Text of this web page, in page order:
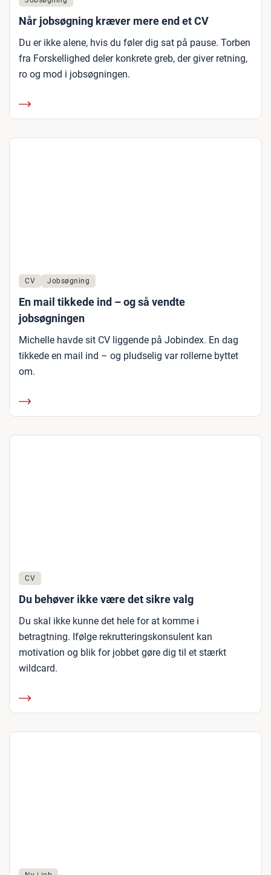
Når jobsøgning kræver mere end et CV
Du er ikke alene, hvis du føler dig sat på pause. Torben
fra Forskellighed deler konkrete greb, der giver retning,
ro og mod i jobsøgningen.
CV Jobsøgning
En mail tikkede ind – og så vendte
jobsøgningen
Michelle havde sit CV liggende på Jobindex. En dag
tikkede en mail ind – og pludselig var rollerne byttet
om.
CV
Du behøver ikke være det sikre valg
Du skal ikke kunne det hele for at komme i
betragtning. Ifølge rekrutteringskonsulent kan
motivation og blik for jobbet gøre dig til et stærkt
wildcard.